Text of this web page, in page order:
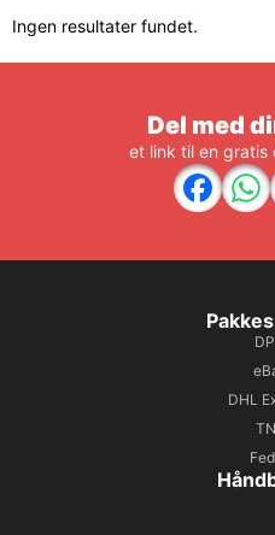
Ingen resultater fundet.
Del med
et link til en
DHL